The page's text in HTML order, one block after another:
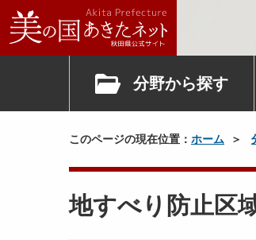
分野から探す
このページの現在位置： ホーム
地すべり防止区